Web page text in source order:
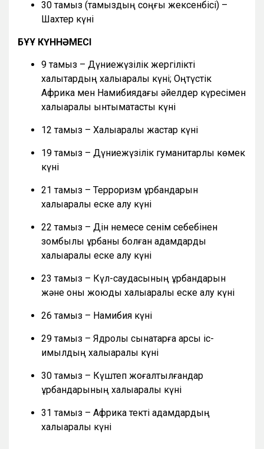
30 тамыз (тамыздың соңғы жексенбісі) –
Шахтер күні
БҰҰ КҮННӘМЕСІ
9 тамыз – Дүниежүзілік жергілікті
халықтардың халықаралық күні; Оңтүстік
Африка мен Намибиядағы әйелдер күресімен
халықаралық ынтымақтастық күні
12 тамыз – Халықаралық жастар күні
19 тамыз – Дүниежүзілік гуманитарлық көмек
күні
21 тамыз – Терроризм құрбандарын
халықаралық еске алу күні
22 тамыз – Дін немесе сенім себебінен
зомбылық құрбаны болған адамдарды
халықаралық еске алу күні
23 тамыз – Күл-саудасының құрбандарын
және оны жоюды халықаралық еске алу күні
26 тамыз – Намибия күні
29 тамыз – Ядролық сынақтарға қарсы іс-
қимылдың халықаралық күні
30 тамыз – Күштеп жоғалтылғандар
құрбандарының халықаралық күні
31 тамыз – Африка текті адамдардың
халықаралық күні